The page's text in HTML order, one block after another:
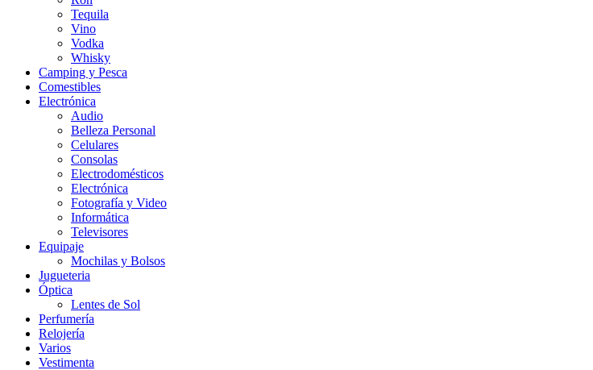
Tequila
Vino
Vodka
Whisky
Camping y Pesca
Comestibles
Electrónica
Audio
Belleza Personal
Celulares
Consolas
Electrodomésticos
Electrónica
Fotografía y Video
Informática
Televisores
Equipaje
Mochilas y Bolsos
Jugueteria
Óptica
Lentes de Sol
Perfumería
Relojería
Varios
Vestimenta